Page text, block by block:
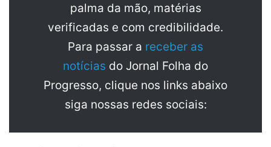
palma da mão, matérias
verificadas e com credibilidade.
Para passar a receber as
notícias do Jornal Folha do
Progresso, clique nos links abaixo
siga nossas redes sociais: